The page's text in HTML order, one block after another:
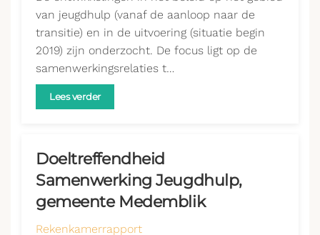
van jeugdhulp (vanaf de aanloop naar de
transitie) en in de uitvoering (situatie begin
2019) zijn onderzocht. De focus ligt op de
samenwerkingsrelaties t…
Lees verder
Doeltreffendheid
Samenwerking Jeugdhulp,
gemeente Medemblik
Rekenkamerrapport